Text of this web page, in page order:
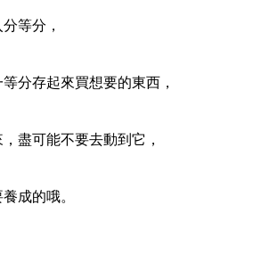
等分，
分存起來買想要的東西，
盡可能不要去動到它，
成的哦。